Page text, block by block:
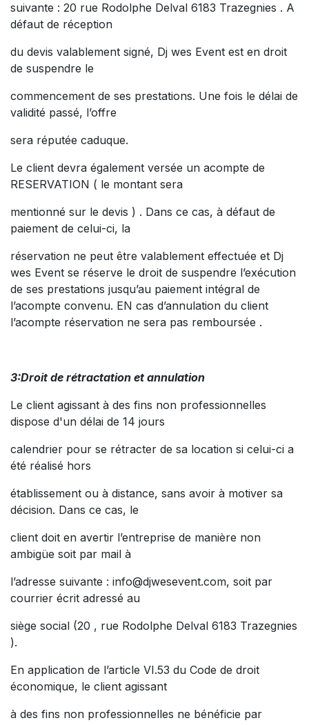
suivante : 20 rue Rodolphe Delval 6183 Trazegnies . A
défaut de réception
du devis valablement signé, Dj wes Event est en droit
de suspendre le
commencement de ses prestations. Une fois le délai de
validité passé, l’offre
sera réputée caduque.
Le client devra également versée un acompte de
RESERVATION ( le montant sera
mentionné sur le devis ) . Dans ce cas, à défaut de
paiement de celui-ci, la
réservation ne peut être valablement effectuée et Dj
wes Event se réserve le droit de suspendre l’exécution
de ses prestations jusqu’au paiement intégral de
l’acompte convenu. EN cas d’annulation du client
l’acompte réservation ne sera pas remboursée .
3:Droit de rétractation et annulation
Le client agissant à des fins non professionnelles
dispose d'un délai de 14 jours
calendrier pour se rétracter de sa location si celui-ci a
été réalisé hors
établissement ou à distance, sans avoir à motiver sa
décision. Dans ce cas, le
client doit en avertir l’entreprise de manière non
ambigüe soit par mail à
l’adresse suivante : info@djwesevent.com, soit par
courrier écrit adressé au
siège social (20 , rue Rodolphe Delval 6183 Trazegnies
).
En application de l’article VI.53 du Code de droit
économique, le client agissant
à des fins non professionnelles ne bénéficie par